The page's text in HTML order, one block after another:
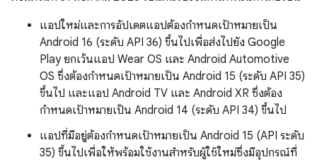
แอปใหม่และการอัปเดตแอปต้องกำหนดเป้าหมายเป็น
Android 16 (ระดับ API 36) ขึ้นไปเพื่อส่งไปยัง Google
Play ยกเว้นแอป Wear OS และ Android Automotive
OS ซึ่งต้องกำหนดเป้าหมายเป็น Android 15 (ระดับ API 35)
ขึ้นไป และแอป Android TV และ Android XR ซึ่งต้อง
กำหนดเป้าหมายเป็น Android 14 (ระดับ API 34) ขึ้นไป
แอปที่มีอยู่ต้องกำหนดเป้าหมายเป็น Android 15 (API ระดับ
35) ขึ้นไปเพื่อให้พร้อมใช้งานสำหรับผู้ใช้ใหม่ซึ่งมีอุปกรณ์ที่